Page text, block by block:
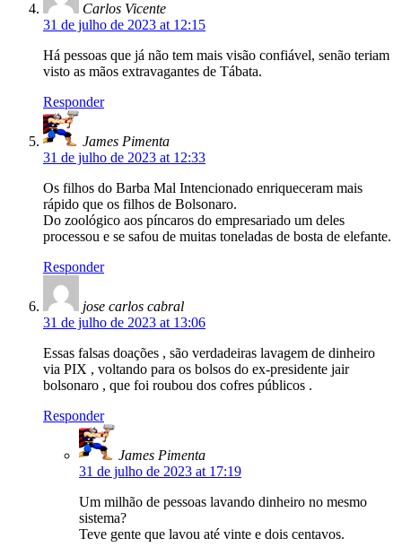
Carlos Vicente
31 de julho de 2023 at 12:15
Há pessoas que já não tem mais visão confiável, senão teriam
visto as mãos extravagantes de Tábata.
Responder
James Pimenta
31 de julho de 2023 at 12:33
Os filhos do Barba Mal Intencionado enriqueceram mais
rápido que os filhos de Bolsonaro.
Do zoológico aos píncaros do empresariado um deles
processou e se safou de muitas toneladas de bosta de elefante.
Responder
jose carlos cabral
31 de julho de 2023 at 13:06
Essas falsas doações , são verdadeiras lavagem de dinheiro
via PIX , voltando para os bolsos do ex-presidente jair
bolsonaro , que foi roubou dos cofres públicos .
Responder
James Pimenta
31 de julho de 2023 at 17:19
Um milhão de pessoas lavando dinheiro no mesmo
sistema?
Teve gente que lavou até vinte e dois centavos.